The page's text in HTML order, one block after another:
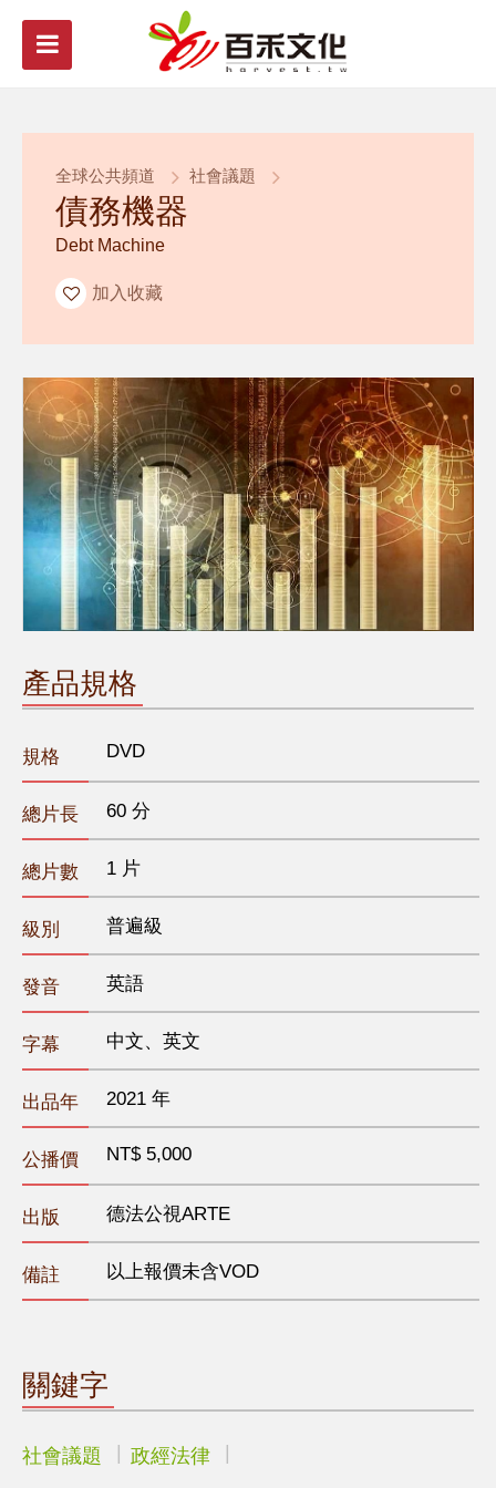
全球公共頻道 社會議題
債務機器
Debt Machine
加入收藏
產品規格
規格 DVD
總片長 60 分
總片數 1 片
級別 普遍級
發音 英語
字幕 中文、英文
出品年 2021 年
公播價 NT$ 5,000
出版 德法公視ARTE
備註 以上報價未含VOD
關鍵字
社會議題 政經法律